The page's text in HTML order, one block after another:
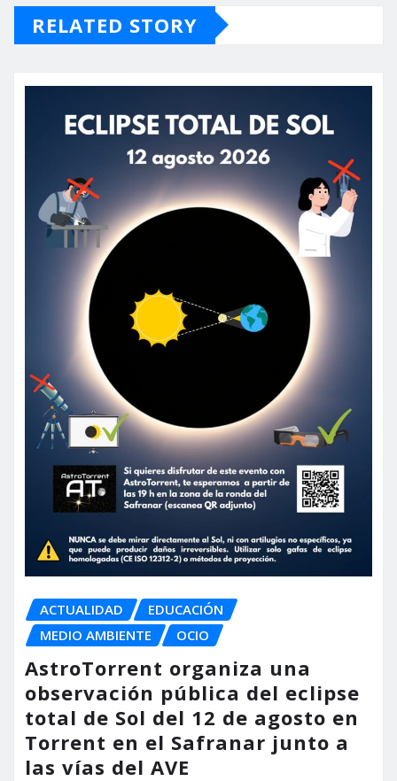
RELATED STORY
ACTUALIDAD
EDUCACIÓN
MEDIO AMBIENTE
OCIO
AstroTorrent organiza una
observación pública del eclipse
total de Sol del 12 de agosto en
Torrent en el Safranar junto a
las vías del AVE